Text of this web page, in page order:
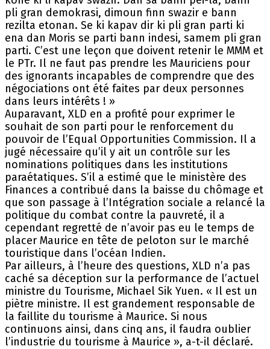
pli gran demokrasi, dimoun finn swazir e bann
rezilta etonan. Se ki kapav dir ki pli gran parti ki
ena dan Moris se parti bann indesi, samem pli gran
parti. C’est une leçon que doivent retenir le MMM et
le PTr. Il ne faut pas prendre les Mauriciens pour
des ignorants incapables de comprendre que des
négociations ont été faites par deux personnes
dans leurs intérêts ! »
Auparavant, XLD en a profité pour exprimer le
souhait de son parti pour le renforcement du
pouvoir de l’Equal Opportunities Commission. Il a
jugé nécessaire qu’il y ait un contrôle sur les
nominations politiques dans les institutions
paraétatiques. S’il a estimé que le ministère des
Finances a contribué dans la baisse du chômage et
que son passage à l’Intégration sociale a relancé la
politique du combat contre la pauvreté, il a
cependant regretté de n’avoir pas eu le temps de
placer Maurice en tête de peloton sur le marché
touristique dans l’océan Indien.
Par ailleurs, à l’heure des questions, XLD n’a pas
caché sa déception sur la performance de l’actuel
ministre du Tourisme, Michael Sik Yuen. « Il est un
piètre ministre. Il est grandement responsable de
la faillite du tourisme à Maurice. Si nous
continuons ainsi, dans cinq ans, il faudra oublier
l’industrie du tourisme à Maurice », a-t-il déclaré.